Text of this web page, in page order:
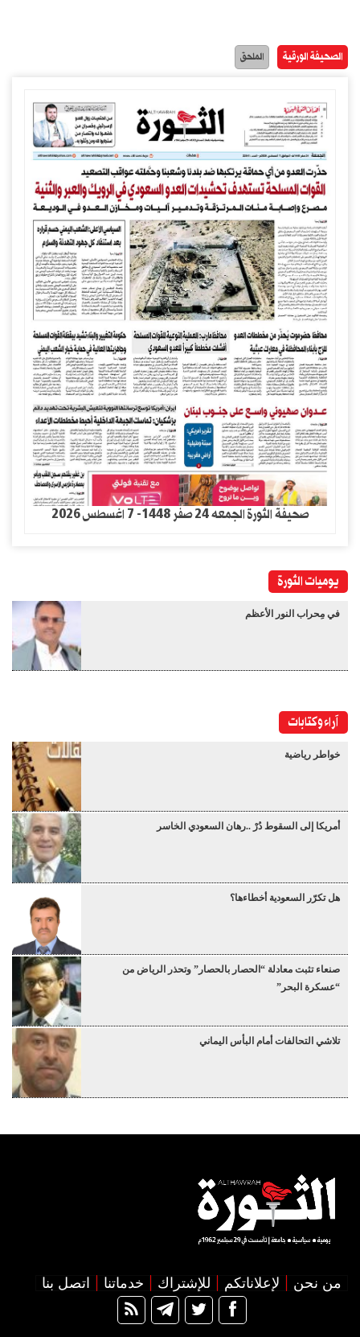
الصحيفة الورقية الملحق
صحيفة الثورة الجمعه 24 صفر 1448- 7 اغسطس 2026
يوميات الثورة
في مِحراب النور الأعظم
آراء وكتابات
خواطر رياضية
أمريكا إلى السقوط دُرْ ..رهان السعودي الخاسر
هل تكرّر السعودية أخطاءها؟
صنعاء تثبت معادلة “الحصار بالحصار” وتحذر الرياض من
“عسكرة البحر”
تلاشي التحالفات أمام البأس اليماني
من نحن لإعلاناتكم للإشتراك خدماتنا اتصل بنا